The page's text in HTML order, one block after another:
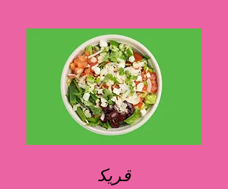
قريك